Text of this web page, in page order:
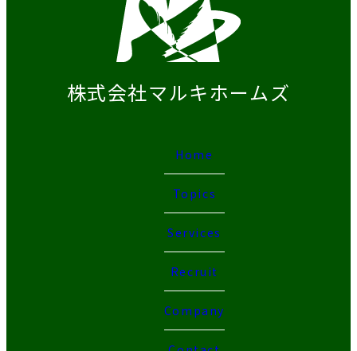
株式会社マルキホームズ
Home
Topics
Services
Recruit
Company